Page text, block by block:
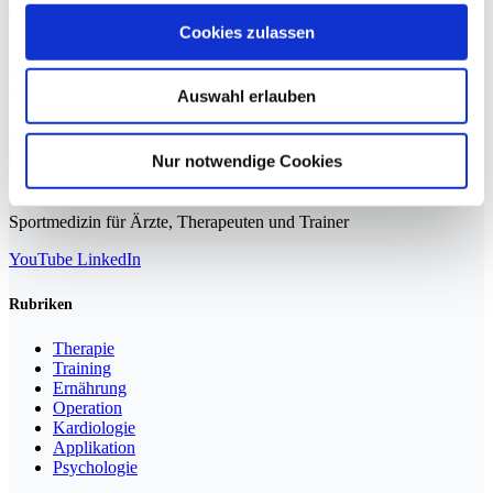
Cookies zulassen
Auswahl erlauben
Nur notwendige Cookies
Rehabilitation von funktionellen Hirnschäden
Athletiktrainer*innen und weiteren Coaches gegeben sind, um die
individuelle Betreuung im Freizeit- und Leistungssport optimal zu
gestalten, sind heutzutage fast
Sportmedizin für Ärzte, Therapeuten und Trainer
YouTube LinkedIn
Rubriken
Therapie
Training
Ernährung
Operation
Kardiologie
Applikation
Psychologie